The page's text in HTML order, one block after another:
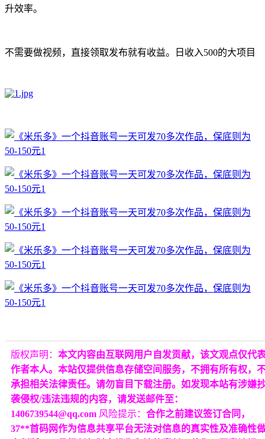
升效率。
不需要做视频，直接领取发布就有收益。日收入500的大项目
版权声明： 本文内容由互联网用户自发贡献，该文观点仅代
作者本人。本站仅提供信息存储空间服务，不拥有所有权，
承担相关法律责任。请勿盲目下载注册。如发现本站有涉嫌
袭侵权/违法违规的内容，请发送邮件至：
1406739544@qq.com 风险提示： 合作之前建议签订合同，
37**首码网作为信息共享平台无法对信息的真实性及准确性